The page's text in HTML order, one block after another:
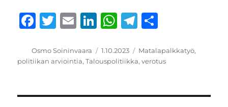
F
c
e
o
T
it
te
E
ai
l
Li
k
e
I
W
at
s
p
T
e
g
a
a
re
Kirjoittaja
Osmo Soininvaara Julkaistu
1.10.2023 Kategoriat
Matalapalkkatyö,
politiikan arviointia,Talouspolitiikka,verotus